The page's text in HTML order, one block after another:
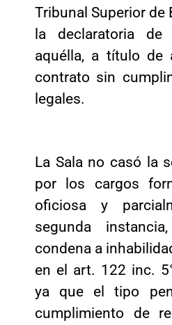
Tribunal Superior
la declaratoria de
aquélla, a título de
contrato sin
legales.
La Sala no casó la
por los cargos
oficiosa y
segunda
condena a
en el art. 122 inc.
ya que el tipo
cumplimiento de